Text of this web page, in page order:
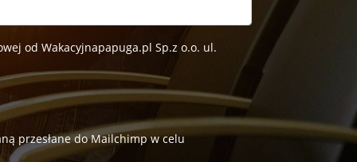
od Wakacyjnapapuga.pl Sp.z o.o. ul.
przesłane do Mailchimp w celu